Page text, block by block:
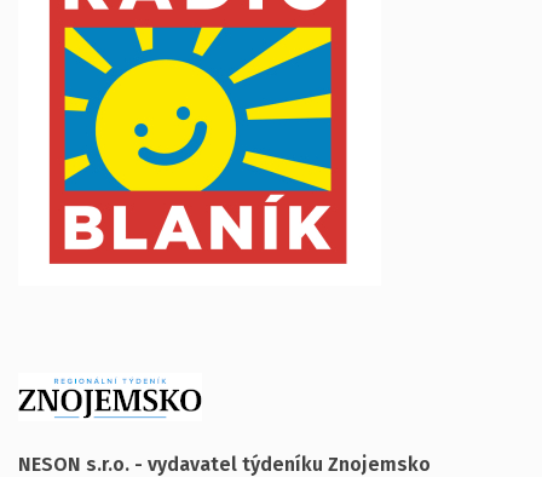
NESON s.r.o. - vydavatel týdeníku Znojemsko